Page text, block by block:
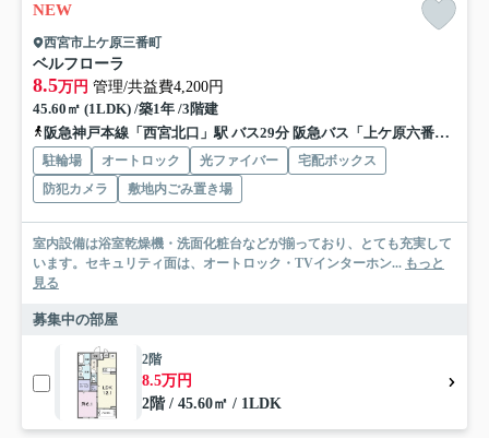
NEW
西宮市上ケ原三番町
ベルフローラ
8.5万円 管理/共益費4,200円
45.60㎡ (1LDK) /築1年 /3階建
阪急神戸本線「西宮北口」駅 バス29分 阪急バス「上ケ原六番町」 停歩2分
駐輪場 オートロック 光ファイバー
宅配ボックス
防犯カメラ
敷地内ごみ置き場
室内設備は浴室乾燥機・洗面化粧台などが揃っており、とても充実して
います。セキュリティ面は、オートロック・TVインターホン... もっと
見る
募集中の部屋
2階
8.5万円
2階 / 45.60㎡ / 1LDK